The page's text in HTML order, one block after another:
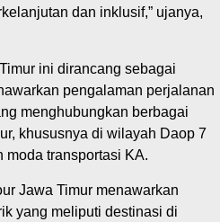
dan inklusif,” ujanya,
ini dirancang sebagai
pengalaman perjalanan
menghubungkan berbagai
khususnya di wilayah Daop 7
moda transportasi KA.
Jawa Timur menawarkan
yang meliputi destinasi di